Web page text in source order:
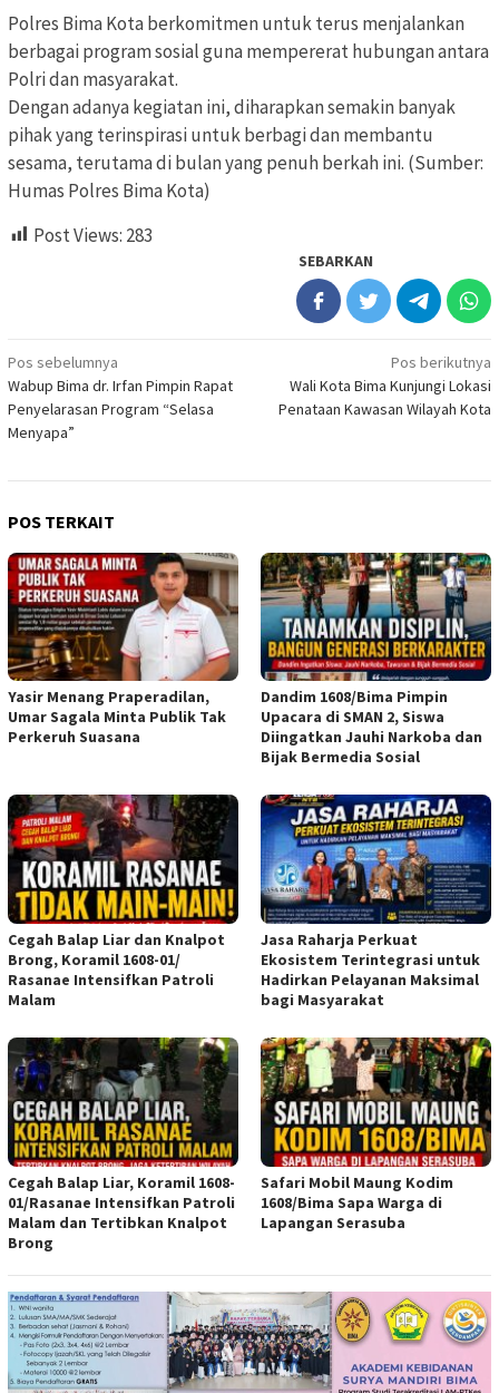
Polres Bima Kota berkomitmen untuk terus menjalankan
berbagai program sosial guna mempererat hubungan antara
Polri dan masyarakat.
Dengan adanya kegiatan ini, diharapkan semakin banyak
pihak yang terinspirasi untuk berbagi dan membantu
sesama, terutama di bulan yang penuh berkah ini. (Sumber:
Humas Polres Bima Kota)
Post Views: 283
SEBARKAN
Navigasi
pos
Pos sebelumnya
Wabup Bima dr. Irfan Pimpin Rapat
Penyelarasan Program “Selasa
Menyapa”
Pos berikutnya
Wali Kota Bima Kunjungi Lokasi
Penataan Kawasan Wilayah Kota
POS TERKAIT
Yasir Menang Praperadilan,
Umar Sagala Minta Publik Tak
Perkeruh Suasana
Dandim 1608/Bima Pimpin
Upacara di SMAN 2, Siswa
Diingatkan Jauhi Narkoba dan
Bijak Bermedia Sosial
Cegah Balap Liar dan Knalpot
Brong, Koramil 1608-01/
Rasanae Intensifkan Patroli
Malam
Jasa Raharja Perkuat
Ekosistem Terintegrasi untuk
Hadirkan Pelayanan Maksimal
bagi Masyarakat
Cegah Balap Liar, Koramil 1608-
01/Rasanae Intensifkan Patroli
Malam dan Tertibkan Knalpot
Brong
Safari Mobil Maung Kodim
1608/Bima Sapa Warga di
Lapangan Serasuba